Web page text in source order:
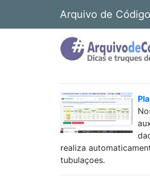
Arquivo de
realiza
tubulaçoes.